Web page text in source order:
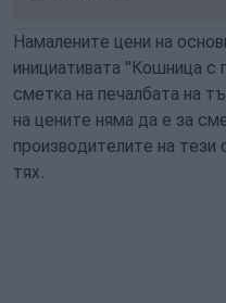
Намалените цени на
инициативата "Кошница с
сметка на печалбата на
на цените няма да е за
производителите на
тях.